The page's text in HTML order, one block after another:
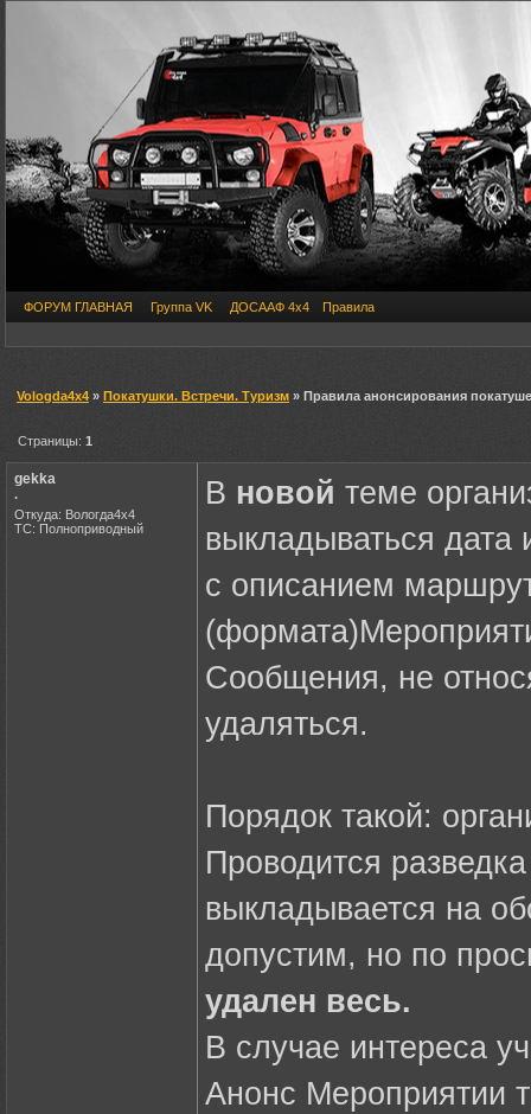
ФОРУМ ГЛАВНАЯ Группа VK ДОСААФ 4х4 Правила
Vologda4x4 » Покатушки. Встречи. Туризм » Правила анонсирования
Страницы:1
gekka
.
Откуда: Вологда4х4
ТС: Полноприводный
В новой теме
выкладываться
с описанием
Сообщения, не
удаляться.
Порядок такой:
Проводится
выкладывается на
допустим, но по
удален весь.
В случае интереса
Анонс Мероприятии